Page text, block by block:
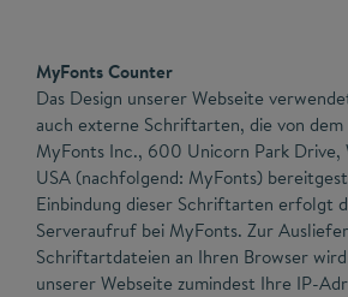
MyFonts Counter
Das Design unserer Webseite
auch externe Schriftarten, die von
MyFonts Inc., 600 Unicorn Park Drive,
USA (nachfolgend: MyFonts)
Einbindung dieser Schriftarten erfolgt
Serveraufruf bei MyFonts. Zur
Schriftartdateien an Ihren Browser
unserer Webseite zumindest Ihre IP-